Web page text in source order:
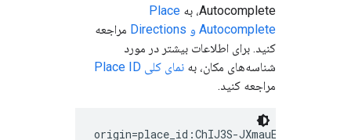
Autocomplete، به
Place
Autocomplete و Directions
مراجعه
کنید. برای اطلاعات بیشتر در مورد
شناسه‌های مکان، به نمای کلی Place ID
مراجعه کنید.